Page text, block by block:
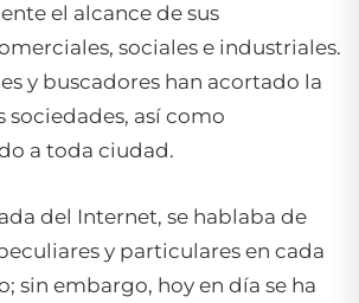
el alcance de sus
sociales e industriales.
y buscadores han acortado la
sociedades, así como
a toda ciudad.
del Internet, se hablaba de
y particulares en cada
sin embargo, hoy en día se ha